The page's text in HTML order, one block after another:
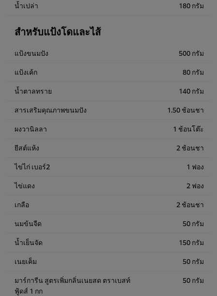
น้ำเปล่า 180 กรัม
สำหรับแป้งโดและไส้
แป้งขนมปัง 500 กรัม
แป้งเค้ก 80 กรัม
น้ำตาลทราย 140 กรัม
สารเสริมคุณภาพขนมปัง 1.50 ช้อนชา
ผงวานิลลา 1 ช้อนโต๊ะ
ยีสต์แห้ง 2 ช้อนชา
ไข่ไก่ เบอร์2 1 ฟอง
ไข่แดง 2 ฟอง
เกลือ 2 ช้อนชา
นมข้นจืด 50 กรัม
น้ำเย็นจัด 150 กรัม
เนยเค็ม 50 กรัม
มาร์การีน สูตรเพิ่มกลิ่นเนยสด ตราเบสท์
ฟู้ดส์ 1 กก
50 กรัม